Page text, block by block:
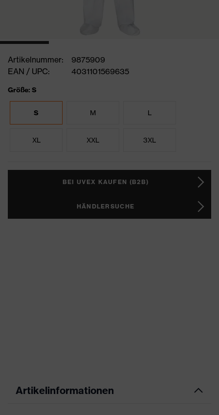
Artikelnummer:
9875909
EAN / UPC:
4031101569635
Größe: S
S M L
XL XXL 3XL
BEI UVEX KAUFEN (B2B)
HÄNDLERSUCHE
Artikelinformationen